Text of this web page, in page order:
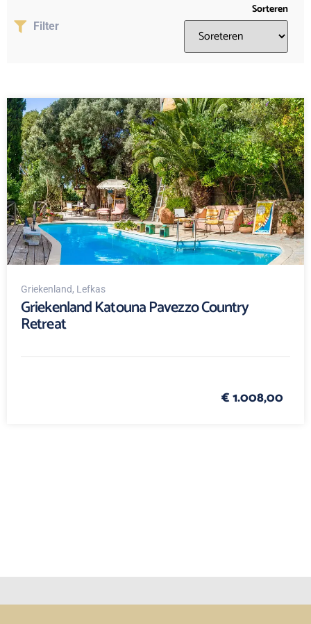
Filter
Sorteren
Griekenland, Lefkas
Griekenland Katouna Pavezzo Country
Retreat
€ 1.008,00